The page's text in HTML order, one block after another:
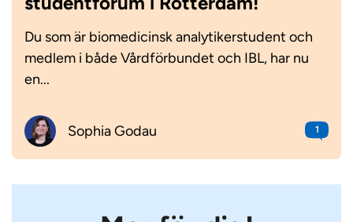
Du som är biomedicinsk analytikerstudent och
medlem i både Vårdförbundet och IBL, har nu
en...
Sophia Godau 1